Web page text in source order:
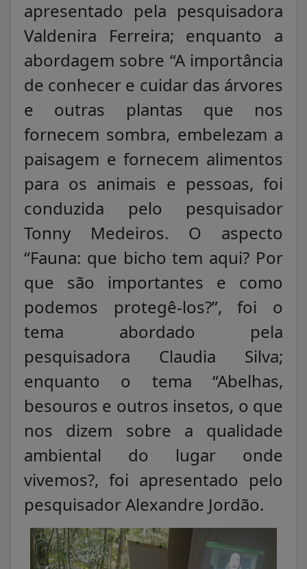
apresentado pela pesquisadora
Valdenira Ferreira; enquanto a
abordagem sobre “A importância
de conhecer e cuidar das árvores
e outras plantas que nos
fornecem sombra, embelezam a
paisagem e fornecem alimentos
para os animais e pessoas, foi
conduzida pelo pesquisador
Tonny Medeiros. O aspecto
“Fauna: que bicho tem aqui? Por
que são importantes e como
podemos protegê-los?”, foi o
tema abordado pela
pesquisadora Claudia Silva;
enquanto o tema “Abelhas,
besouros e outros insetos, o que
nos dizem sobre a qualidade
ambiental do lugar onde
vivemos?, foi apresentado pelo
pesquisador Alexandre Jordão.